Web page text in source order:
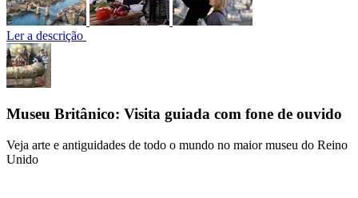
Ler a descrição
Museu Britânico: Visita guiada com fone de ouvido
Veja arte e antiguidades de todo o mundo no maior museu do Reino
Unido